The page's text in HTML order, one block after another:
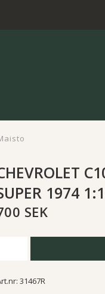
1974
SEK
31467R